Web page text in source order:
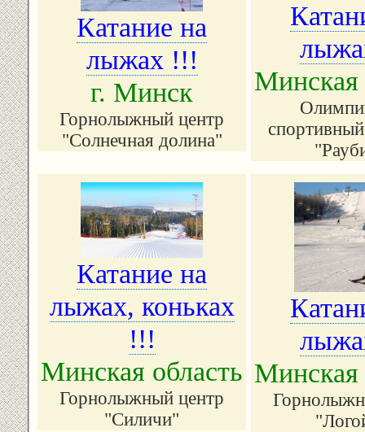
Катание на
лыжах !!!
г. Минск
Горнолыжный центр
"Солнечная долина"
Минская
Катание на
лыжах, коньках
!!!
Минская область
Горнолыжный центр
"Силичи"
Минская